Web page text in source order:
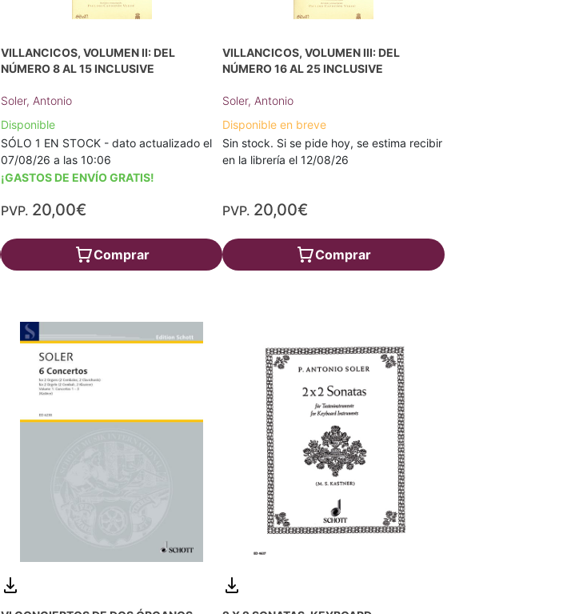
VILLANCICOS, VOLUMEN II: DEL
NÚMERO 8 AL 15 INCLUSIVE
Soler, Antonio
Disponible
SÓLO 1 EN STOCK - dato actualizado el
07/08/26 a las 10:06
¡GASTOS DE ENVÍO GRATIS!
PVP. 20,00€
Comprar
VILLANCICOS, VOLUMEN III: DEL
NÚMERO 16 AL 25 INCLUSIVE
Soler, Antonio
Disponible en breve
Sin stock. Si se pide hoy, se estima recibir
en la librería el 12/08/26
PVP. 20,00€
Comprar